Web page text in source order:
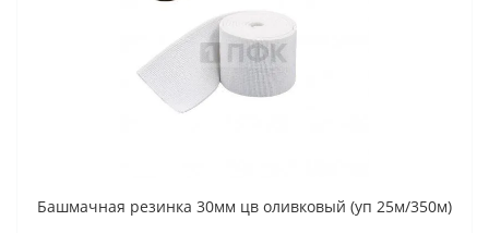
Башмачная резинка 30мм цв оливковый (уп 25м/350м)